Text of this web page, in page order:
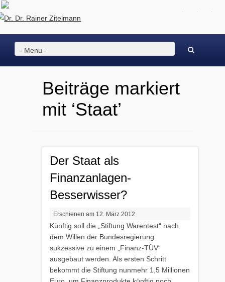
- Menu -
Beiträge markiert
mit ‘Staat’
Der Staat als
Finanzanlagen-
Besserwisser?
Erschienen am 12. März 2012
Künftig soll die „Stiftung Warentest“ nach
dem Willen der Bundesregierung
sukzessive zu einem „Finanz-TÜV“
ausgebaut werden. Als ersten Schritt
bekommt die Stiftung nunmehr 1,5 Millionen